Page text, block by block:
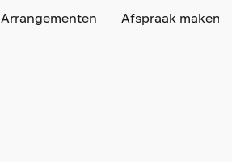
Arrangementen Afspraak maken